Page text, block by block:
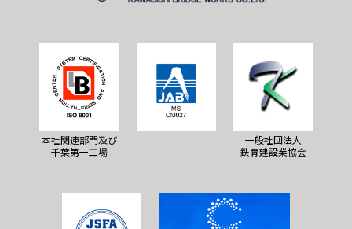
本社関連部門及び
千葉第一工場
一般社団法人
鉄骨建設業協会